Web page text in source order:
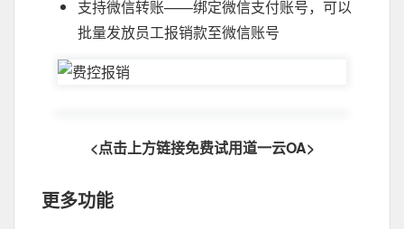
支持微信转账——绑定微信支付账号，可以
批量发放员工报销款至微信账号
<点击上方链接免费试用道一云OA>
更多功能